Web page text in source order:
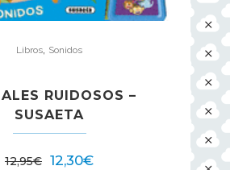
Libros, Sonidos
RUIDOSOS –
SUSAETA
12,95€ 12,30€